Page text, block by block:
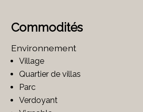
Commodités
Environnement
Village
Quartier de villas
Parc
Verdoyant